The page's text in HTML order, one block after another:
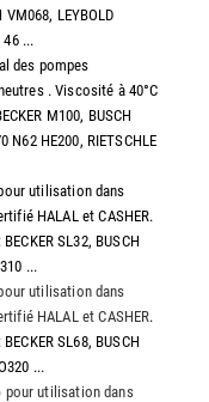
LEYBOLD
46 ...
des pompes
. Viscosité à 40°C
M100, BUSCH
N62 HE200, RIETSCHLE
utilisation dans
HALAL et CASHER.
SL32, BUSCH
...
utilisation dans
HALAL et CASHER.
SL68, BUSCH
...
pour utilisation dans